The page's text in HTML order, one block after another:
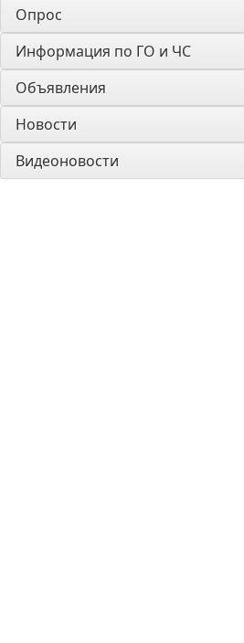
Опрос
Информация по ГО и ЧС
Объявления
Новости
Видеоновости